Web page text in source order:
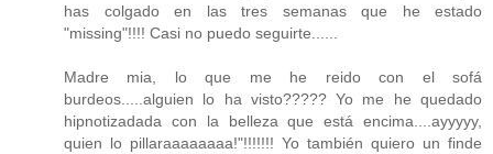
has colgado en las tres semanas que he estado
"missing"!!!! Casi no puedo seguirte......
Madre mia, lo que me he reido con el sofá
burdeos.....alguien lo ha visto????? Yo me he quedado
hipnotizadada con la belleza que está encima....ayyyyy,
quien lo pillaraaaaaaaa!"!!!!!!! Yo también quiero un finde